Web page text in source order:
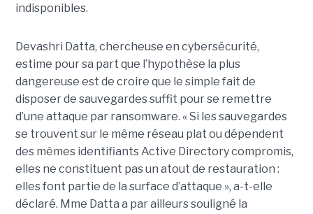
indisponibles.
Devashri Datta, chercheuse en cybersécurité,
estime pour sa part que l’hypothèse la plus
dangereuse est de croire que le simple fait de
disposer de sauvegardes suffit pour se remettre
d’une attaque par ransomware. « Si les sauvegardes
se trouvent sur le même réseau plat ou dépendent
des mêmes identifiants Active Directory compromis,
elles ne constituent pas un atout de restauration :
elles font partie de la surface d’attaque », a-t-elle
déclaré. Mme Datta a par ailleurs souligné la